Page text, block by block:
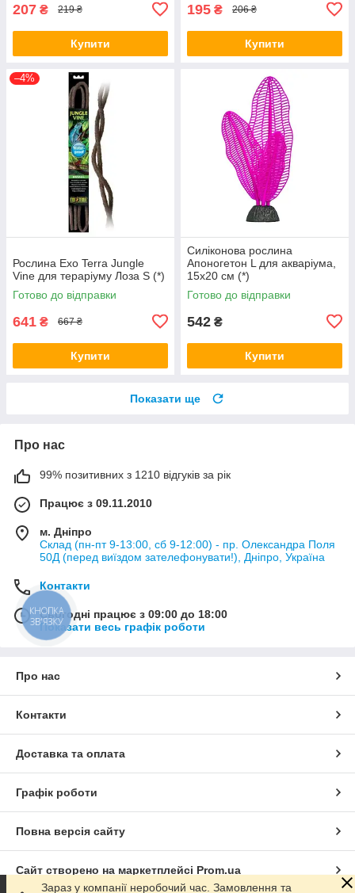
207 ₴ 219 ₴
Купити
195 ₴ 206 ₴
Купити
–4%
Рослина Exo Terra Jungle
Vine для тераріуму Лоза S (*)
Готово до відправки
641 ₴ 667 ₴
Купити
Силіконова рослина
Апоногетон L для акваріума,
15х20 см (*)
Готово до відправки
542 ₴
Купити
Показати ще
Про нас
99% позитивних з 1210 відгуків за рік
Працює з 09.11.2010
м. Дніпро
Склад (пн-пт 9-13:00, сб 9-12:00) - пр. Олександра Поля
50Д (перед виїздом зателефонувати!), Дніпро, Україна
Контакти
Сьогодні працює з 09:00 до 18:00
Показати весь графік роботи
Про нас
Контакти
Доставка та оплата
Графік роботи
Повна версія сайту
Сайт створено на маркетплейсі Prom.ua
Зараз у компанії неробочий час. Замовлення та
КНОПКА
ЗВ'ЯЗКУ